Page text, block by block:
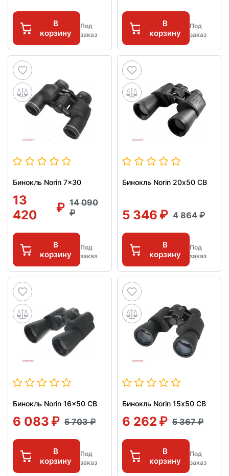
В
корзину
Под
заказ
В
корзину
Под
заказ
Бинокль Norin 7x30
13
420
14 090
В
корзину
Под
заказ
Бинокль Norin 20х50 CB
5 346 4 864
В
корзину
Под
заказ
Бинокль Norin 16x50 CB
6 083 5 703
В
корзину
Под
заказ
Бинокль Norin 15х50 CB
6 262 5 367
В
корзину
Под
заказ